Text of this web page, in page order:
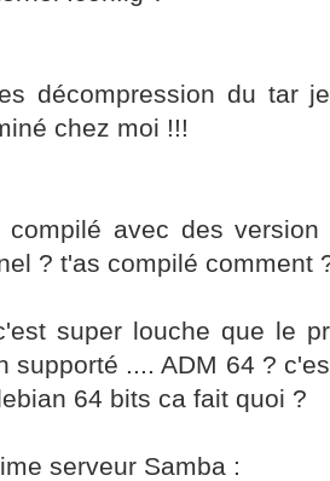
décompression du tar
chez moi !!!
compilé avec des
? t'as compilé comment
super louche que le
supporté .... ADM 64 ?
64 bits ca fait quoi ?
serveur Samba :